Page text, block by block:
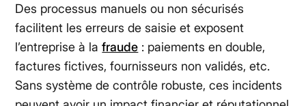
Des processus manuels ou non sécurisés
facilitent les erreurs de saisie et exposent
l’entreprise à lafraude : paiements en double,
factures fictives, fournisseurs non validés, etc.
Sans système de contrôle robuste, ces incidents